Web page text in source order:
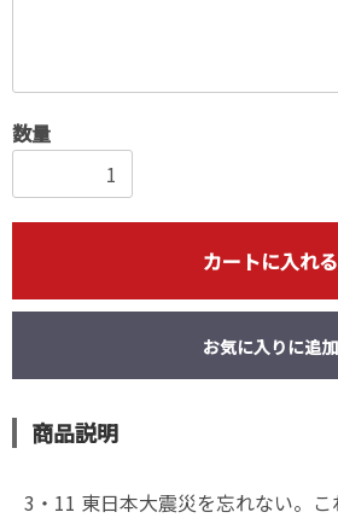
数量
カートに入れる
お気に入りに追加
商品説明
3・11 東日本大震災を忘れない。